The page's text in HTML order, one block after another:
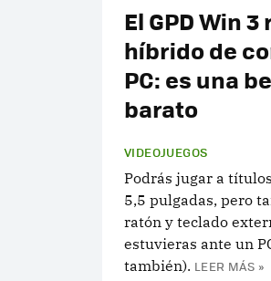
El GPD Win
híbrido de
PC: es una
barato
VIDEOJUEGOS
Podrás jugar a
5,5 pulgadas, pero
ratón y teclado
estuvieras ante un
también). LEER MÁS »